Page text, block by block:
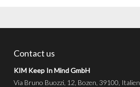
Contact us
KIM Keep In Mind GmbH
Via Bruno Buozzi, 12, Bozen, 39100, Italien